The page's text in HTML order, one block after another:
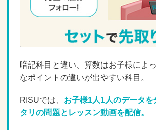
暗記科目と違い、算数はお子様によ
なポイントの違いが出やすい科目。
RISUでは、 お子様1人1人のデータを
タリの問題とレッスン動画を配信。